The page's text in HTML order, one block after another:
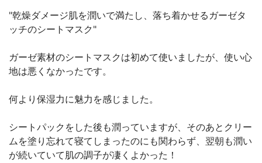
"乾燥ダメージ肌を潤いで満たし、落ち着かせるガーゼタ
ッチのシートマスク"
ガーゼ素材のシートマスクは初めて使いましたが、使い心
地は悪くなかったです。
何より保湿力に魅力を感じました。
シートパックをした後も潤っていますが、そのあとクリー
ムを塗り忘れて寝てしまったのにも関わらず、翌朝も潤い
が続いていて肌の調子が凄くよかった！